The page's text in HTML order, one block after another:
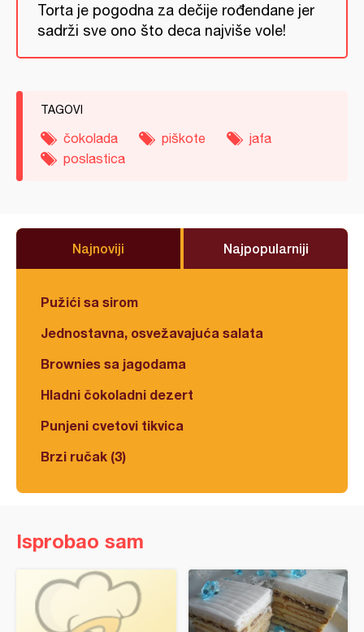
Torta je pogodna za dečije rođendane jer
sadrži sve ono što deca najviše vole!
TAGOVI
čokolada piškote
jafa
poslastica
Najnoviji Najpopularniji
Pužići sa sirom
Jednostavna, osvežavajuća salata
Brownies sa jagodama
Hladni čokoladni dezert
Punjeni cvetovi tikvica
Brzi ručak (3)
Isprobao sam